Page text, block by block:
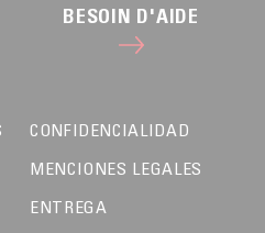
BESOIN D'AIDE
CONFIDENCIALIDAD
MENCIONES LEGALES
ENTREGA